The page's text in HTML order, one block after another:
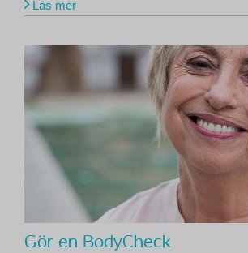
Läs mer
Gör en BodyCheck